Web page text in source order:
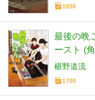
1050
最後の晩
ースト (
椹野道流
1700